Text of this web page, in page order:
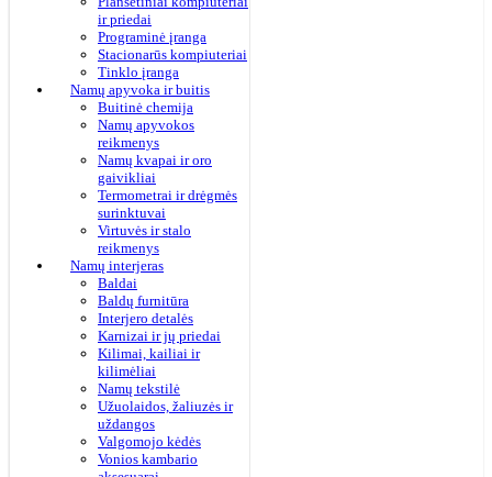
ir priedai
Programinė įranga
Stacionarūs kompiuteriai
Tinklo įranga
Namų apyvoka ir buitis
Buitinė chemija
Namų apyvokos
reikmenys
Namų kvapai ir oro
gaivikliai
Termometrai ir drėgmės
surinktuvai
Virtuvės ir stalo
reikmenys
Namų interjeras
Baldai
Baldų furnitūra
Interjero detalės
Karnizai ir jų priedai
Kilimai, kailiai ir
kilimėliai
Namų tekstilė
Užuolaidos, žaliuzės ir
uždangos
Valgomojo kėdės
Vonios kambario